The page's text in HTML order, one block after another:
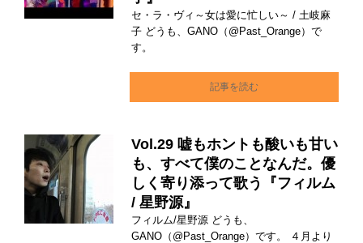
セ・ラ・ヴィ～女は愛に忙しい～ / 土岐麻
子 どうも、GANO（@Past_Orange）で
す。
記事を読む
Vol.29 嘘もホントも酸いも甘い
も、すべて僕のことなんだ。優
しく寄り添って歌う『フィルム
/ 星野源』
フィルム/星野源 どうも、
GANO（@Past_Orange）です。 ４月より